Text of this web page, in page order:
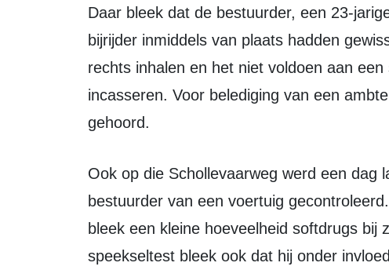
Daar bleek dat de bestuurder, een 23-jarige inwoner van Amsterdam, en de
bijrijder inmiddels van plaats hadden
rechts inhalen en het niet voldoen aan
incasseren. Voor belediging van een
gehoord.
Ook op die Schollevaarweg werd een dag later om half 11 in de ochtend de
bestuurder van een voertuig
bleek een kleine hoeveelheid softdrugs bij
speekseltest bleek ook dat hij onder